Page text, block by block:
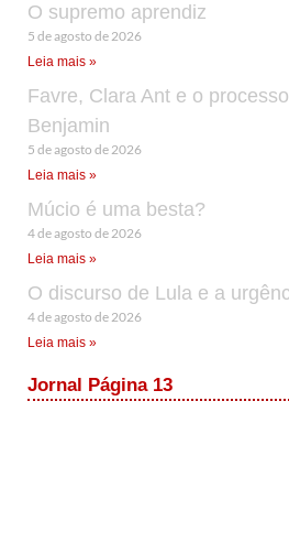
O supremo aprendiz
5 de agosto de 2026
Leia mais »
Favre, Clara Ant e o
Benjamin
5 de agosto de 2026
Leia mais »
Múcio é uma besta?
4 de agosto de 2026
Leia mais »
O discurso de Lula e a
4 de agosto de 2026
Leia mais »
Jornal Página 13